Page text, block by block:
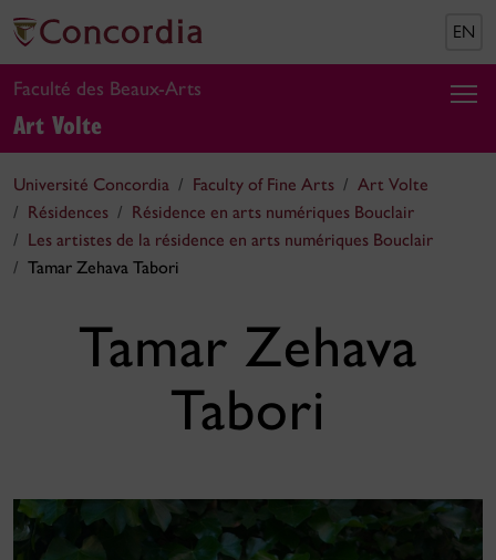
EN
Faculté des Beaux-Arts
Art Volte
Université Concordia Faculty of Fine Arts
Art Volte
Résidences
Résidence en arts numériques Bouclair
Les artistes de la résidence en arts numériques Bouclair
Tamar Zehava Tabori
Tamar Zehava
Tabori